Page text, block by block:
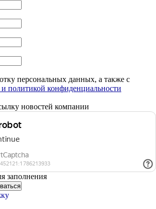
персональных данных, а также с
политикой конфиденциальности
новостей компании
заполнения